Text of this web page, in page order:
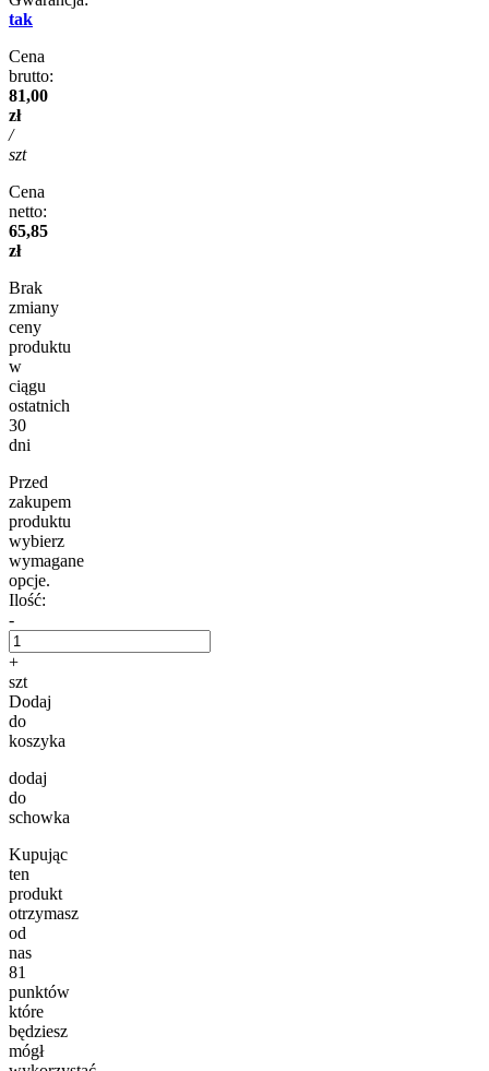
tak
Cena
brutto:
81,00
zł
/
szt
Cena
netto:
65,85
zł
Brak
zmiany
ceny
produktu
w
ciągu
ostatnich
30
dni
Przed
zakupem
produktu
wybierz
wymagane
opcje.
Ilość:
-
+
szt
Dodaj
do
koszyka
dodaj
do
schowka
Kupując
ten
produkt
otrzymasz
od
nas
81
punktów
które
będziesz
mógł